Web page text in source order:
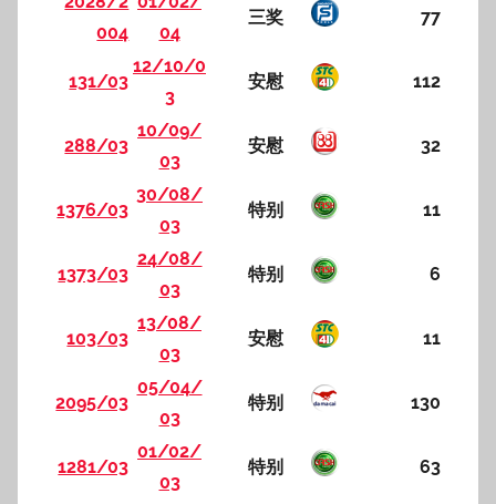
004
04
三奖 77
131/03
12/10/0
3
安慰 112
288/03
10/09/
03
安慰 32
1376/03
30/08/
03
特别 11
1373/03
24/08/
03
特别 6
103/03
13/08/
03
安慰 11
2095/03
05/04/
03
特别 130
1281/03
01/02/
03
特别 63